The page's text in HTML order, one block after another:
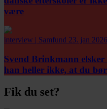
være
interview | Samfund 23. jan 2026
Svend Brinkmann elsker
han heller ikke, at du bør
Fik du set?